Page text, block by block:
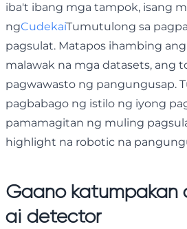
iba't ibang mga tampok, isang
ngCudekaiTumutulong sa
pagsulat. Matapos ihambing
malawak na mga datasets, ang
pagwawasto ng pangungusap.
pagbabago ng istilo ng iyong
pamamagitan ng muling
highlight na robotic na
Gaano
ai detector